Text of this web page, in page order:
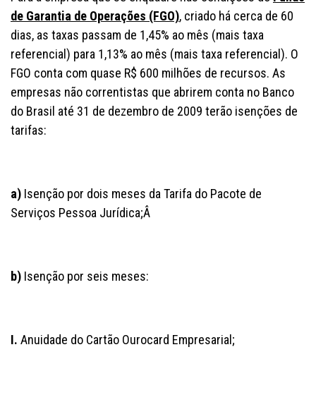
de Garantia de Operações (FGO), criado há cerca de 60
dias, as taxas passam de 1,45% ao mês (mais taxa
referencial) para 1,13% ao mês (mais taxa referencial). O
FGO conta com quase R$ 600 milhões de recursos. As
empresas não correntistas que abrirem conta no Banco
do Brasil até 31 de dezembro de 2009 terão isenções de
tarifas:
a) Isenção por dois meses da Tarifa do Pacote de
Serviços Pessoa Jurídica;Â
b) Isenção por seis meses:
I. Anuidade do Cartão Ourocard Empresarial;